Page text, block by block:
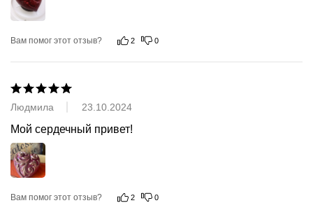
Вам помог этот отзыв? 2 0
Людмила 23.10.2024
Мой сердечный привет!
Вам помог этот отзыв? 2 0